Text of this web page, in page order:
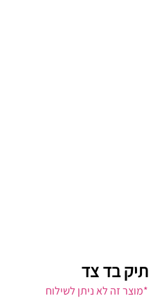
תיק בד צד
*מוצר זה לא ניתן לשילוח